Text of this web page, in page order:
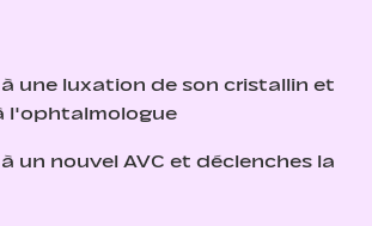
à une luxation de son cristallin et
l'ophtalmologue
un nouvel AVC et déclenches la